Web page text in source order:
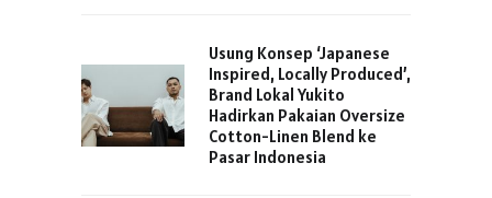
Usung Konsep ‘Japanese
Inspired, Locally Produced’,
Brand Lokal Yukito
Hadirkan Pakaian Oversize
Cotton-Linen Blend ke
Pasar Indonesia